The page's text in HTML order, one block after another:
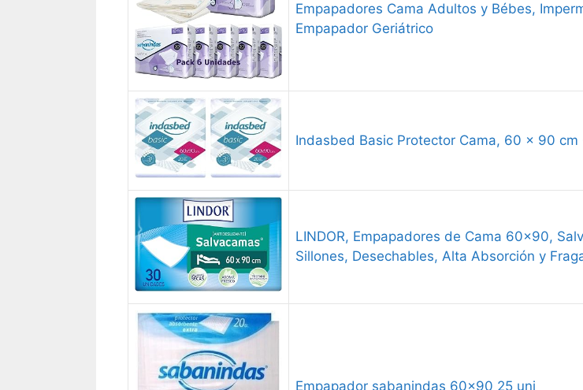
Empapadores Cama Adultos y Bébes,
Empapador Geriátrico
Indasbed Basic Protector Cama, 60 x 90
LINDOR, Empapadores de Cama 60x90,
Sillones, Desechables, Alta Absorción y
Empapador sabanindas 60x90 25 uni